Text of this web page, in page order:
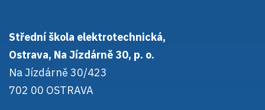
Střední škola elektrotechnická,
Ostrava, Na Jízdárně 30, p. o.
Na Jízdárně 30/423
702 00 OSTRAVA